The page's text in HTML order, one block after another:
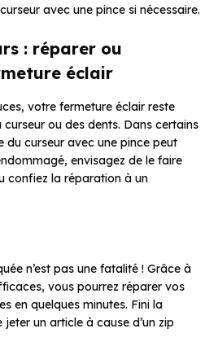
avec une pince si nécessaire.
: réparer ou
éclair
votre fermeture éclair reste
curseur ou des dents. Dans certains
du curseur avec une pince peut
envisagez de le faire
confiez la réparation à un
n’est pas une fatalité ! Grâce à
vous pourrez réparer vos
en quelques minutes. Fini la
un article à cause d’un zip